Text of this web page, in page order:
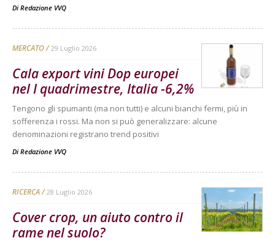
Di Redazione VVQ
MERCATO 29 Luglio 2026
Cala export vini Dop europei
nel I quadrimestre, Italia -6,2%
Tengono gli spumanti (ma non tutti) e alcuni bianchi fermi, più in
sofferenza i rossi. Ma non si può generalizzare: alcune
denominazioni registrano trend positivi
Di Redazione VVQ
RICERCA 28 Luglio 2026
Cover crop, un aiuto contro il
rame nel suolo?